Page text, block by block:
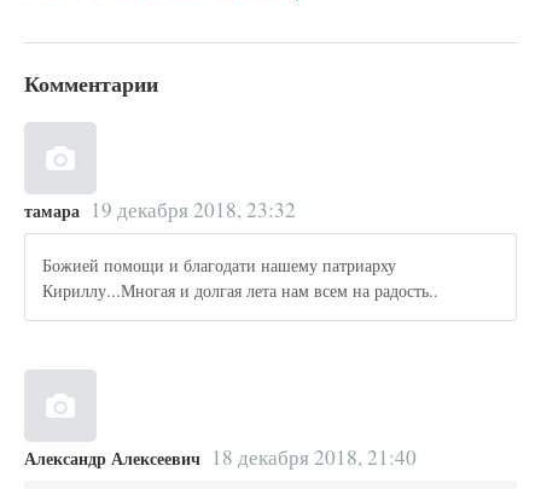
Комментарии
тамара 19 декабря 2018, 23:32
Божией помощи и благодати нашему патриарху
Кириллу...Многая и долгая лета нам всем на радость..
Александр Алексеевич 18 декабря 2018, 21:40